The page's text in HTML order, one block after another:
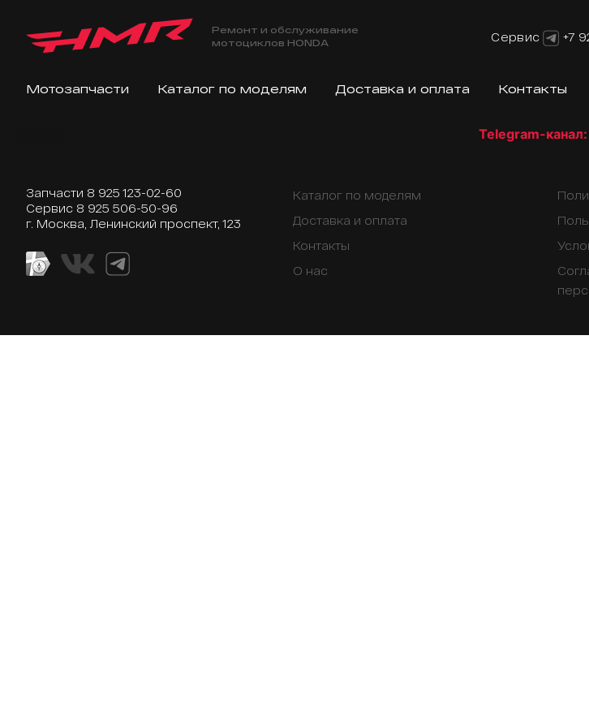
Ремонт и обслуживание
мотоциклов HONDA
Сервис +7
Мотозапчасти Каталог по моделям Доставка и оплата Контакты
Telegram-канал:
Запчасти 8 925 123-02-60
Сервис 8 925 506-50-96
г. Москва, Ленинский проспект, 123
Каталог по моделям
Доставка и оплата
Контакты
О нас